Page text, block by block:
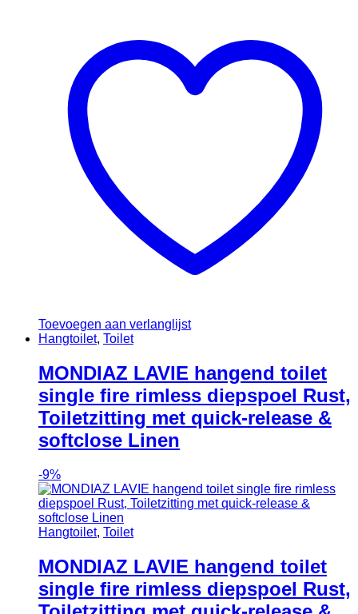
Toevoegen aan verlanglijst
Hangtoilet, Toilet
MONDIAZ LAVIE hangend toilet
single fire rimless diepspoel Rust,
Toiletzitting met quick-release &
softclose Linen
-9%
Hangtoilet, Toilet
MONDIAZ LAVIE hangend toilet
single fire rimless diepspoel Rust,